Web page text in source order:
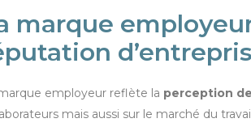
marque
employeur reflète la perception
mais aussi sur le marché du